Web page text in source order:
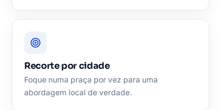
Recorte por cidade
Foque numa praça por vez para uma
abordagem local de verdade.